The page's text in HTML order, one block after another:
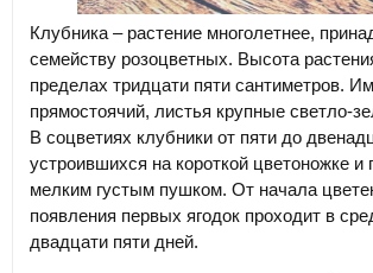
Клубника – растение многолетнее,
семейству розоцветных. Высота
пределах тридцати пяти сантиметров.
прямостоячий, листья крупные светло-
В соцветиях клубники от пяти до
устроившихся на короткой цветоножке и
мелким густым пушком. От начала
появления первых ягодок проходит в
двадцати пяти дней.